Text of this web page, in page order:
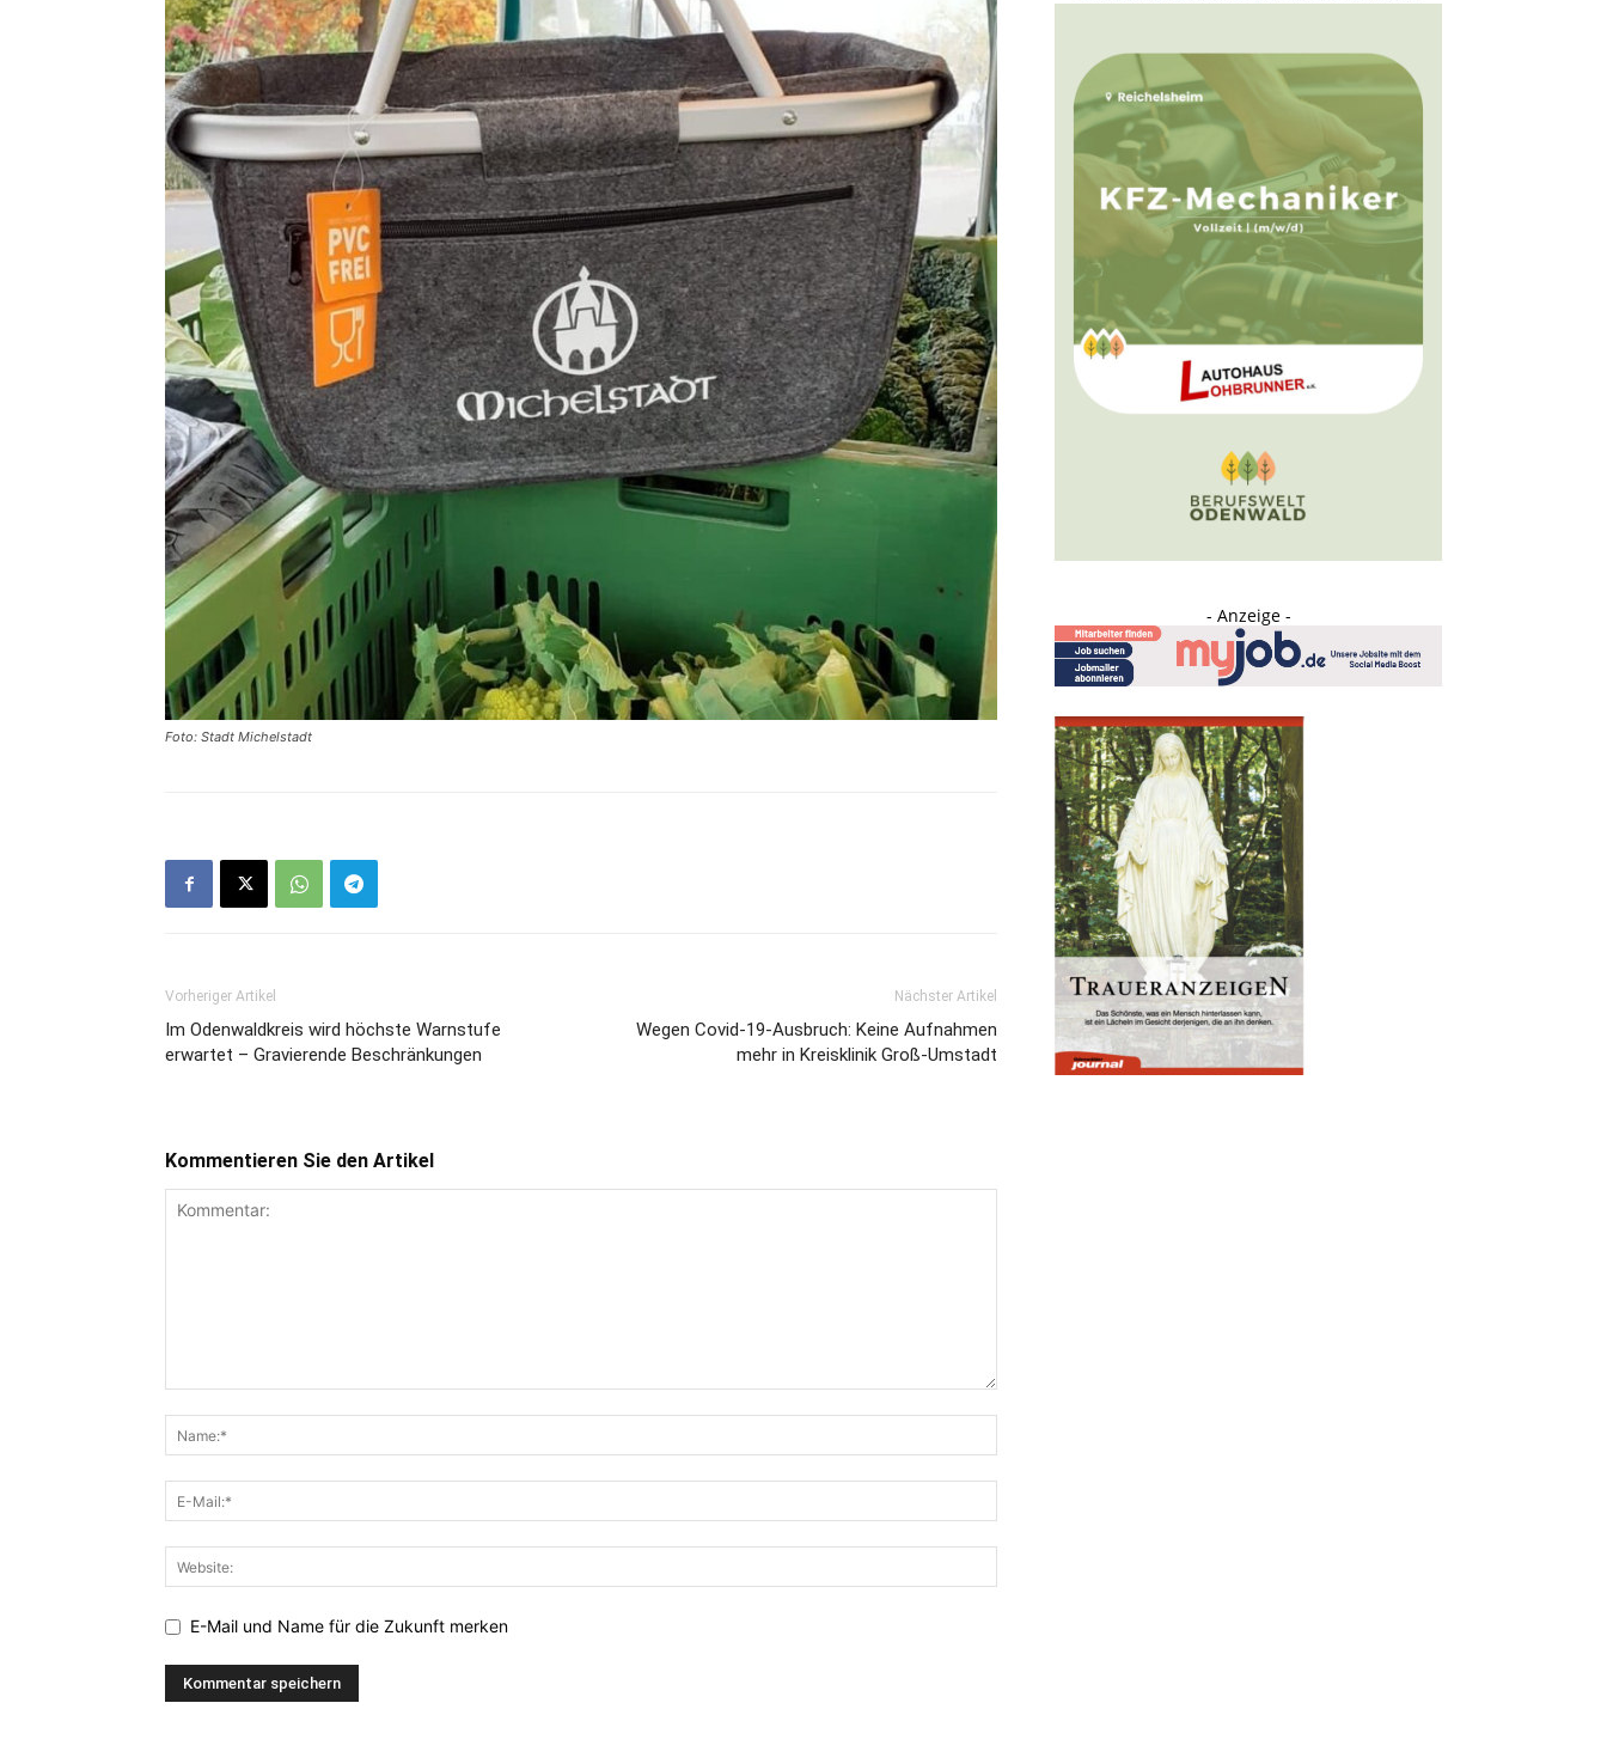
Foto: Stadt Michelstadt
Vorheriger Artikel
Im Odenwaldkreis wird höchste Warnstufe
erwartet – Gravierende Beschränkungen
Nächster Artikel
Wegen Covid-19-Ausbruch: Keine Aufnahmen
mehr in Kreisklinik Groß-Umstadt
Kommentieren Sie den Artikel
E-Mail und Name für die Zukunft merken
- Anzeige -